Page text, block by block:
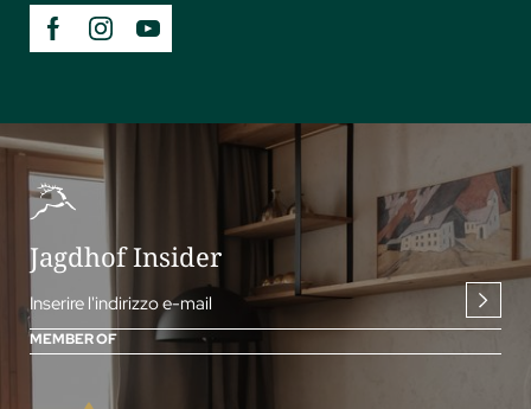
Jagdhof Insider
Inserire l'indirizzo e-mail
MEMBER OF